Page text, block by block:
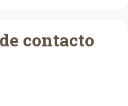
contacto